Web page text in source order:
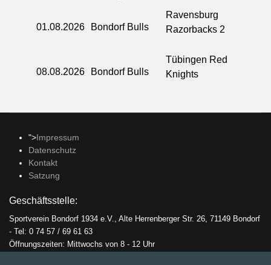
01.08.2026 Bondorf Bulls
Ravensburg
Razorbacks 2
08.08.2026 Bondorf Bulls
Tübingen Red
Knights
">Impressum
Datenschutz
Kontakt
Satzung
Geschäftsstelle:
Sportverein Bondorf 1934 e.V., Alte Herrenberger Str. 26, 71149 Bondorf
- Tel: 0 74 57 / 69 61 63
Öffnungszeiten: Mittwochs von 8 - 12 Uhr